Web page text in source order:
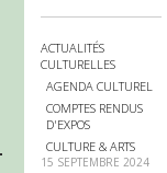
ACTUALITÉS
CULTURELLES
AGENDA CULTUREL
COMPTES RENDUS
D'EXPOS
CULTURE & ARTS
15 SEPTEMBRE 2024